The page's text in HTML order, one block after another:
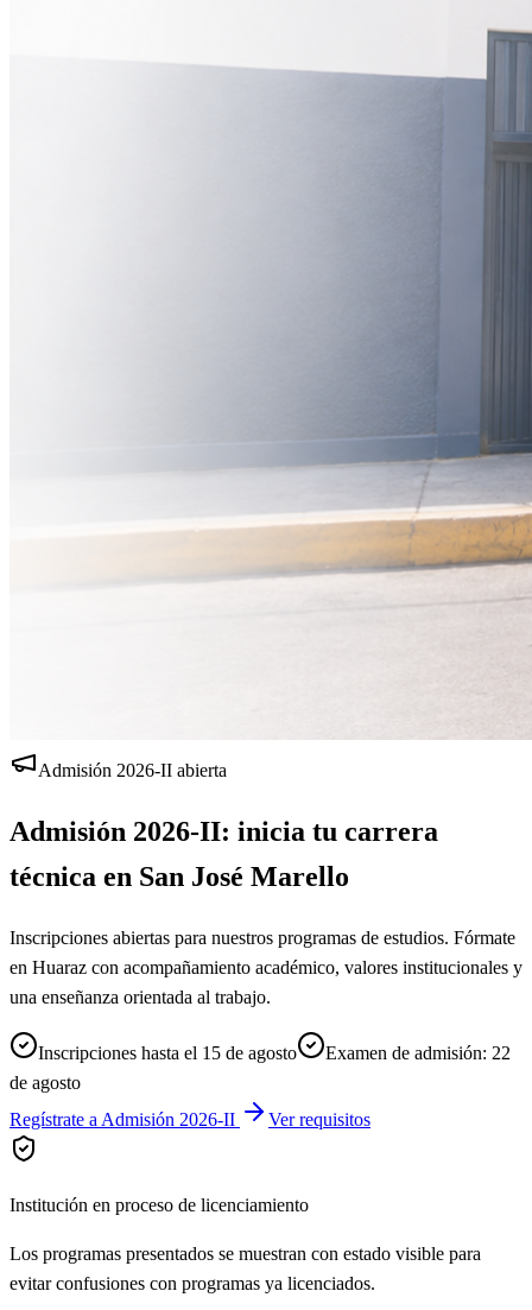
Admisión 2026-II abierta
Admisión 2026-II: inicia tu carrera
técnica en San José Marello
Inscripciones abiertas para nuestros programas de estudios. Fórmate
en Huaraz con acompañamiento académico, valores institucionales y
una enseñanza orientada al trabajo.
Inscripciones hasta el 15 de agosto
Examen de admisión: 22
de agosto
Regístrate a Admisión 2026-II
Ver requisitos
Institución en proceso de licenciamiento
Los programas presentados se muestran con estado visible para
evitar confusiones con programas ya licenciados.